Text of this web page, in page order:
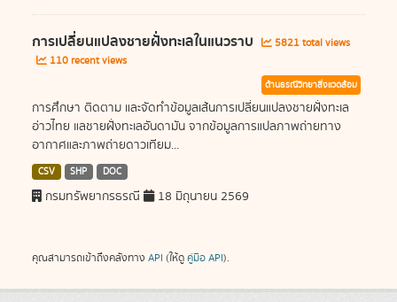
การเปลี่ยนแปลงชายฝั่งทะเลในแนวราบ
5821 total views
110 recent views
ด้านธรณีวิทยาสิ่งแวดล้อม
การศึกษา ติดตาม และจัดทำข้อมูลเส้นการเปลี่ยนแปลงชายฝั่งทะเล
อ่าวไทย แลชายฝั่งทะเลอันดามัน จากข้อมูลการแปลภาพถ่ายทาง
อากาศและภาพถ่ายดาวเทียม...
CSV SHP DOC
กรมทรัพยากรธรณี 18 มิถุนายน 2569
คุณสามารถเข้าถึงคลังทาง API (ให้ดู คู่มือ API).